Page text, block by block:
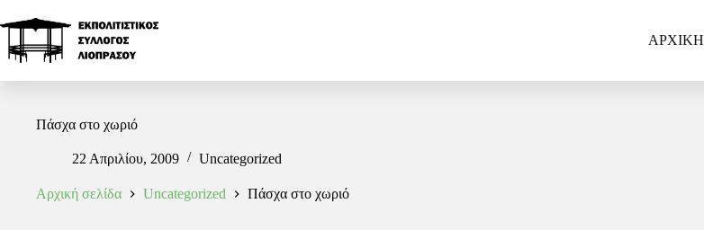
ΑΡΧΙΚΗ
Πάσχα στο χωριό
22 Απριλίου, 2009 Uncategorized
Αρχική σελίδα Uncategorized Πάσχα στο χωριό